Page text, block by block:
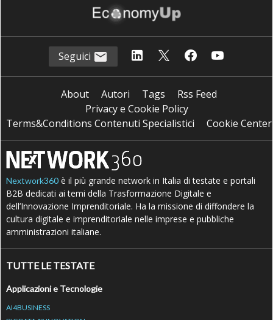
Seguici
About Autori Tags
Rss Feed
Privacy e Cookie Policy
Terms&Conditions Contenuti Specialistici
Cookie Center
Nextwork360 è il più grande network in Italia di testate e portali
B2B dedicati ai temi della Trasformazione Digitale e
dell’Innovazione Imprenditoriale. Ha la missione di diffondere la
cultura digitale e imprenditoriale nelle imprese e pubbliche
amministrazioni italiane.
TUTTE LE TESTATE
Applicazioni e Tecnologie
AI4BUSINESS